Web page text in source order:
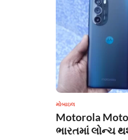
મોબાઇલ
Motorola
ભારતમાં લોન્ચ